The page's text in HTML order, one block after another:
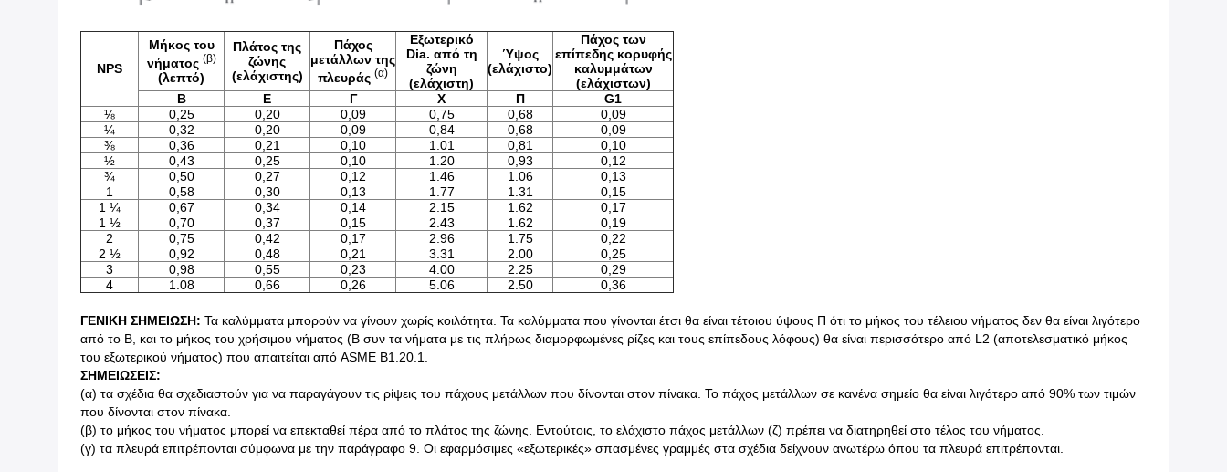
NPS
Μήκος του
νήματος (β)
(λεπτό)
Πλάτος της
ζώνης
(ελάχιστης)
Πάχος
μετάλλων της
πλευράς (α)
Εξωτερικό
Dia. από τη
ζώνη
(ελάχιστη)
Ύψος
(ελάχιστο)
Πάχος των
επίπεδης κορυφής
καλυμμάτων
(ελάχιστων)
Β
Ε Γ Χ Π
G1
⅛
0,25 0,20 0,09 0,75 0,68
0,09
¼
0,32 0,20 0,09 0,84 0,68
0,09
⅜
0,36 0,21 0,10 1.01 0,81
0,10
½
0,43 0,25 0,10 1.20 0,93
0,12
¾
0,50 0,27 0,12 1.46 1.06
0,13
1
0,58 0,30 0,13 1.77 1.31
0,15
1 ¼
0,67 0,34 0,14 2.15 1.62
0,17
1 ½
0,70 0,37 0,15 2.43 1.62
0,19
2
0,75 0,42 0,17 2.96 1.75
0,22
2 ½
0,92 0,48 0,21 3.31 2.00
0,25
3
0,98 0,55 0,23 4.00 2.25
0,29
4
1.08 0,66 0,26 5.06 2.50 0,36
ΓΕΝΙΚΗ ΣΗΜΕΙΩΣΗ: Τα καλύμματα μπορούν να γίνουν χωρίς κοιλότητα. Τα καλύμματα που γίνονται έτσι θα είναι τέτοιου ύψους Π ότι το μήκος του τέλειου νήματος δεν θα είναι λιγότερο
από το Β, και το μήκος του χρήσιμου νήματος (Β συν τα νήματα με τις πλήρως διαμορφωμένες ρίζες και τους επίπεδους λόφους) θα είναι περισσότερο από L2 (αποτελεσματικό μήκος
του εξωτερικού νήματος) που απαιτείται από ASME B1.20.1.
ΣΗΜΕΙΩΣΕΙΣ:
(α) τα σχέδια θα σχεδιαστούν για να παραγάγουν τις ρίψεις του πάχους μετάλλων που δίνονται στον πίνακα. Το πάχος μετάλλων σε κανένα σημείο θα είναι λιγότερο από 90% των τιμών
που δίνονται στον πίνακα.
(β) το μήκος του νήματος μπορεί να επεκταθεί πέρα από το πλάτος της ζώνης. Εντούτοις, το ελάχιστο πάχος μετάλλων (ζ) πρέπει να διατηρηθεί στο τέλος του νήματος.
(γ) τα πλευρά επιτρέπονται σύμφωνα με την παράγραφο 9. Οι εφαρμόσιμες «εξωτερικές» σπασμένες γραμμές στα σχέδια δείχνουν ανωτέρω όπου τα πλευρά επιτρέπονται.